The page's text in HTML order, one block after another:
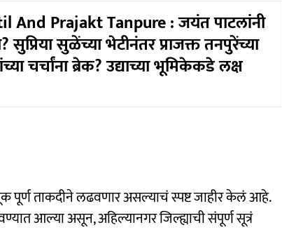
And Prajakt Tanpure : जयंत पाटलांनी
सुप्रिया सुळेंच्या भेटीनंतर प्राजक्त तनपुरेंच्या
चर्चांना ब्रेक? उद्याच्या भूमिकेकडे लक्ष
पूर्ण ताकदीने लढवणार असल्याचं स्पष्ट जाहीर केलं आहे.
आल्या असून, अहिल्यानगर जिल्ह्याची संपूर्ण सूत्रं